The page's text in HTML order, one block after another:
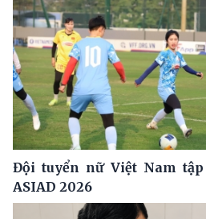
Đội tuyển nữ Việt Nam
ASIAD 2026